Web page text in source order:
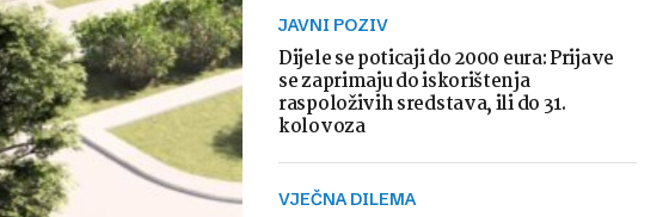
JAVNI POZIV
Dijele se poticaji do 2000 eura: Prijave
se zaprimaju do iskorištenja
raspoloživih sredstava, ili do 31.
kolovoza
VJEČNA DILEMA